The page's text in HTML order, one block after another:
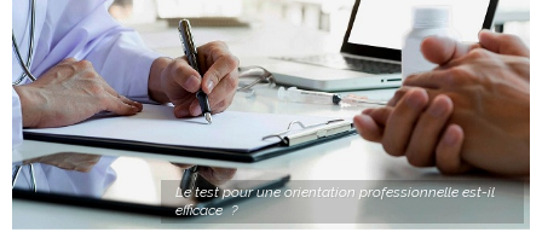
Le test pour une orientation professionnelle est-il
efficace ?